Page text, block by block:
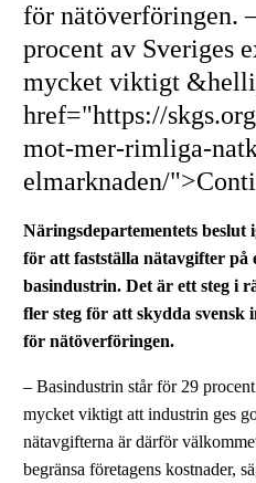
för nätöverföringen.
procent av Sveriges
mycket viktigt
href="https://
mot-mer-rimliga-
elmarknaden/
Näringsdepartementets
för att fastställa nätavgifter på
basindustrin. Det är ett steg i
fler steg för att skydda
för nätöverföringen.
– Basindustrin står för 29
mycket viktigt att industrin ges
nätavgifterna är därför
begränsa företagens kostnader,